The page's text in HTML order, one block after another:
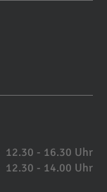
12.30 - 16.30 Uhr
12.30 - 14.00 Uhr